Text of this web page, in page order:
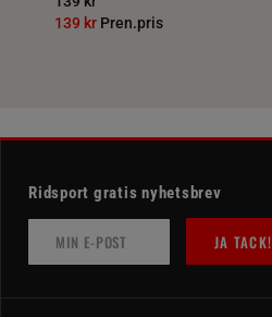
139 kr Pren.pris
Ridsport gratis nyhetsbrev
JA TACK!